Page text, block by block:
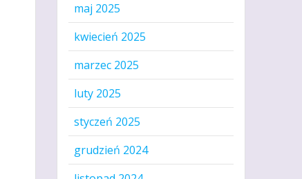
maj 2025
kwiecień 2025
marzec 2025
luty 2025
styczeń 2025
grudzień 2024